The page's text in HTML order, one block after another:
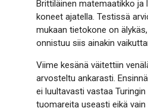
Brittiläinen matemaatikko ja
koneet ajatella. Testissä
mukaan tietokone on
onnistuu siis ainakin
Viime kesänä väitettiin
arvosteltu ankarasti.
ei luultavasti vastaa
tuomareita useasti eikä